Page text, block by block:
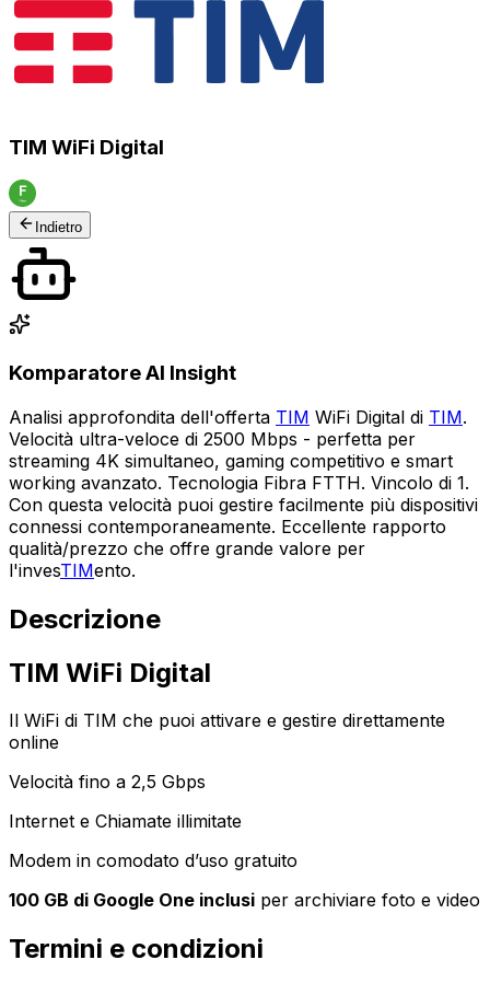
TIM WiFi Digital
Indietro
Komparatore AI Insight
Analisi approfondita dell'offerta TIM WiFi Digital di TIM.
Velocità ultra-veloce di 2500 Mbps - perfetta per
streaming 4K simultaneo, gaming competitivo e smart
working avanzato. Tecnologia Fibra FTTH. Vincolo di 1.
Con questa velocità puoi gestire facilmente più dispositivi
connessi contemporaneamente. Eccellente rapporto
qualità/prezzo che offre grande valore per
l'invesTIMento.
Descrizione
TIM WiFi Digital
Il WiFi di TIM che puoi attivare e gestire direttamente
online
Velocità fino a 2,5 Gbps
Internet e Chiamate illimitate
Modem in comodato d’uso gratuito
100 GB di Google One inclusi per archiviare foto e video
Termini e condizioni